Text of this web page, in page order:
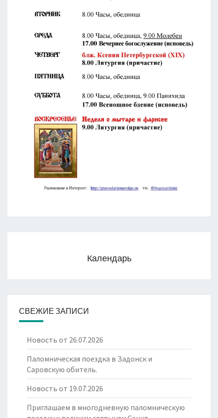
Календарь
СВЕЖИЕ ЗАПИСИ
Новость от 26.07.2026
Паломническая поездка в Задонск и
Саровскую обитель.
Новость от 19.07.2026
Приглашаем в многодневную паломническую